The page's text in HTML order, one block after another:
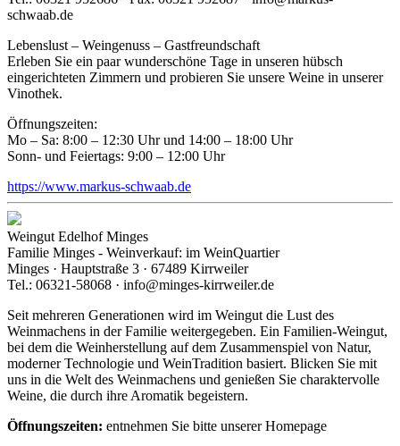
schwaab.de
Lebenslust – Weingenuss – Gastfreundschaft
Erleben Sie ein paar wunderschöne Tage in unseren hübsch
eingerichteten Zimmern und probieren Sie unsere Weine in unserer
Vinothek.
Öffnungszeiten:
Mo – Sa: 8:00 – 12:30 Uhr und 14:00 – 18:00 Uhr
Sonn- und Feiertags: 9:00 – 12:00 Uhr
https://www.markus-schwaab.de
Weingut Edelhof Minges
Familie Minges - Weinverkauf: im WeinQuartier
Minges · Hauptstraße 3 · 67489 Kirrweiler
Tel.: 06321-58068 · info@minges-kirrweiler.de
Seit mehreren Generationen wird im Weingut die Lust des
Weinmachens in der Familie weitergegeben. Ein Familien-Weingut,
bei dem die Weinherstellung auf dem Zusammenspiel von Natur,
moderner Technologie und WeinTradition basiert. Blicken Sie mit
uns in die Welt des Weinmachens und genießen Sie charaktervolle
Weine, die durch ihre Aromatik begeistern.
Öffnungszeiten: entnehmen Sie bitte unserer Homepage